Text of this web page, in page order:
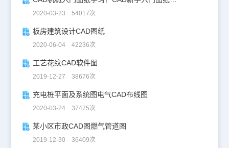
2020-03-23 54017次
板房建筑设计CAD图纸
2020-06-04 42236次
工艺花纹CAD软件图
2019-12-27 38676次
充电桩平面及系统图电气CAD布线图
2020-03-24 37475次
某小区市政CAD图燃气管道图
2019-12-30 36409次